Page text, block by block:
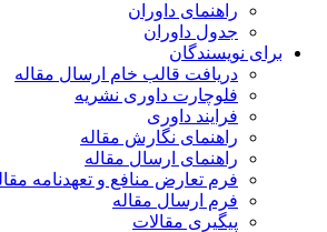
راهنمای داوران
جدول داوران
برای نویسندگان
دریافت قالب خام ارسال مقاله
فلوچارت داوری نشریه
فرایند داوری
راهنمای نگارش مقاله
راهنمای ارسال مقاله
فرم تعارض منافع و تعهدنامه مقاله
فرم ارسال مقاله
پیگیری مقالات